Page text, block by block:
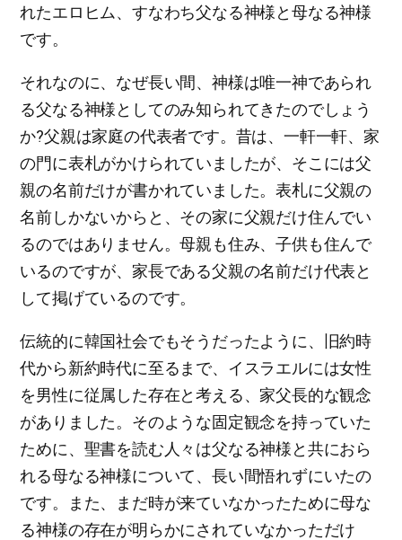
れたエロヒム、すなわち父なる神様と母なる神様
です。
それなのに、なぜ長い間、神様は唯一神であられ
る父なる神様としてのみ知られてきたのでしょう
か?父親は家庭の代表者です。昔は、一軒一軒、家
の門に表札がかけられていましたが、そこには父
親の名前だけが書かれていました。表札に父親の
名前しかないからと、その家に父親だけ住んでい
るのではありません。母親も住み、子供も住んで
いるのですが、家長である父親の名前だけ代表と
して掲げているのです。
伝統的に韓国社会でもそうだったように、旧約時
代から新約時代に至るまで、イスラエルには女性
を男性に従属した存在と考える、家父長的な観念
がありました。そのような固定観念を持っていた
ために、聖書を読む人々は父なる神様と共におら
れる母なる神様について、長い間悟れずにいたの
です。また、まだ時が来ていなかったために母な
る神様の存在が明らかにされていなかっただけ